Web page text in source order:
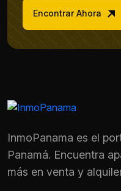
Encontrar Ahora
InmoPanama es el
Panamá. Encuentra
más en venta y